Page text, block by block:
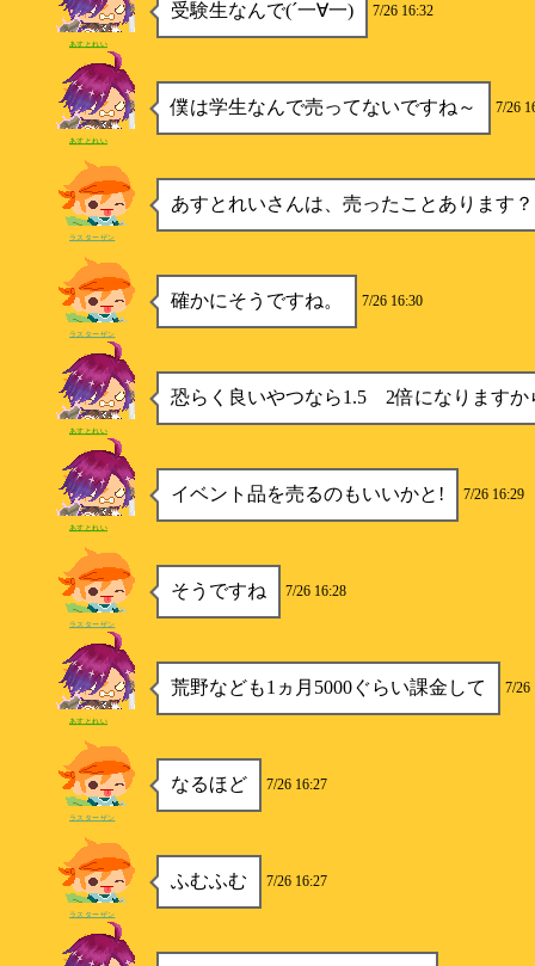
受験生なんで(´一∀一) 7/26 16:32
あすとれい
僕は学生なんで売ってないですね～ 7/26
あすとれい
あすとれいさんは、売ったことあります？
ラスターザン
確かにそうですね。 7/26 16:30
ラスターザン
恐らく良いやつなら1.5 2倍になりますか
あすとれい
イベント品を売るのもいいかと! 7/26 16:29
あすとれい
そうですね 7/26 16:28
ラスターザン
荒野なども1ヵ月5000ぐらい課金して 7/26
あすとれい
なるほど 7/26 16:27
ラスターザン
ふむふむ 7/26 16:27
ラスターザン